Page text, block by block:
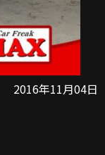
2016年11月04日